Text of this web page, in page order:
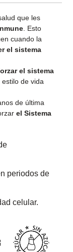
que les
. Esto
cuando la
el sistema
el sistema
de vida
de última
el Sistema
periodos de
celular.